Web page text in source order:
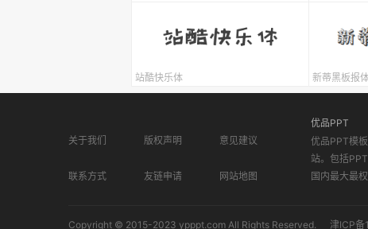
站酷快乐体 新蒂黑板报
关于我们 版权声明 意见建议
联系方式 友链申请 网站地图
优品PPT
优品PPT模
站。包括
国内最大最
Copyright © 2015-2023 ypppt.com All Rights Reserved. 津ICP